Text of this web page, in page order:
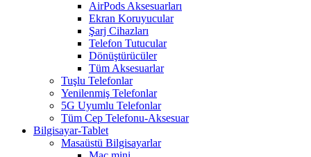
AirPods Aksesuarları
Ekran Koruyucular
Şarj Cihazları
Telefon Tutucular
Dönüştürücüler
Tüm Aksesuarlar
Tuşlu Telefonlar
Yenilenmiş Telefonlar
5G Uyumlu Telefonlar
Tüm Cep Telefonu-Aksesuar
Bilgisayar-Tablet
Masaüstü Bilgisayarlar